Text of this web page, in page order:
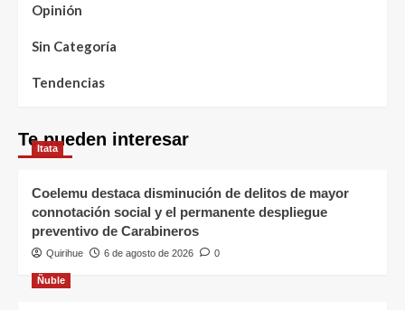
Opinión
Sin Categoría
Tendencias
Te pueden interesar
Itata
Coelemu destaca disminución de delitos de mayor
connotación social y el permanente despliegue
preventivo de Carabineros
Quirihue 6 de agosto de 2026 0
Ñuble